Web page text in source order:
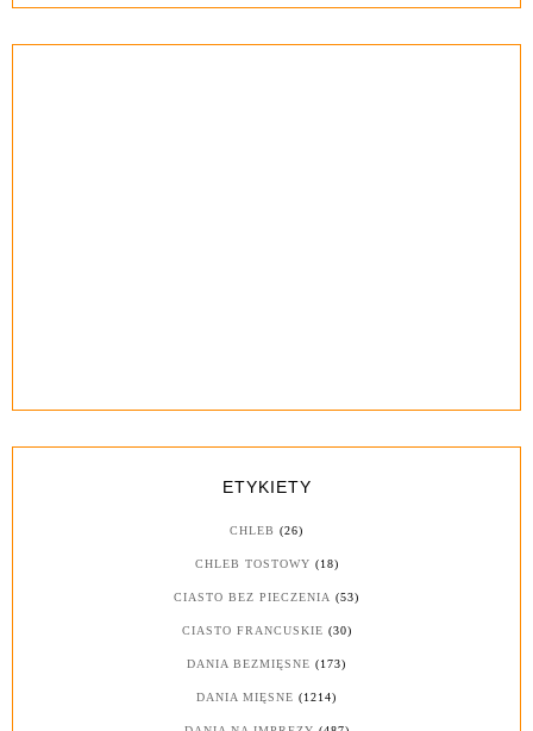
ETYKIETY
CHLEB (26)
CHLEB TOSTOWY (18)
CIASTO BEZ PIECZENIA (53)
CIASTO FRANCUSKIE (30)
DANIA BEZMIĘSNE (173)
DANIA MIĘSNE (1214)